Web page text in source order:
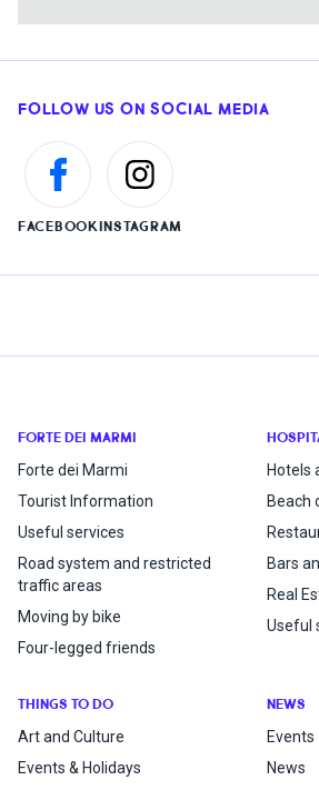
FOLLOW US ON SOCIAL MEDIA
FACEBOOKINSTAGRAM
FORTE DEI MARMI
Forte dei Marmi
Tourist Information
Useful services
Road system and restricted
traffic areas
Moving by bike
Four-legged friends
Hotels
Beach
Bars
Real
Useful
THINGS TO DO
Art and Culture
Events & Holidays
NEWS
Events
News